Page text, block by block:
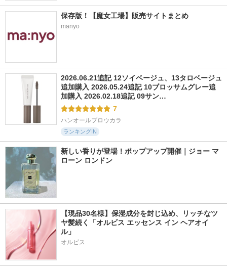
保存版！【魔女工場】販売サイトまとめ
manyo
2026.06.21追記 12ソイベージュ、13タロベージュ
追加購入 2026.05.24追記 10ブロッサムグレー追
加購入 2026.02.18追記 09サン…
7
ハンオールブロウカラ
ランキングIN
新しい香りが登場！ポップアップ開催｜ジョー マ
ローン ロンドン
【現品30名様】保湿成分を封じ込め、リッチなツ
ヤ髪続く「オルビス エッセンス イン ヘアオイ
ル」
オルビス